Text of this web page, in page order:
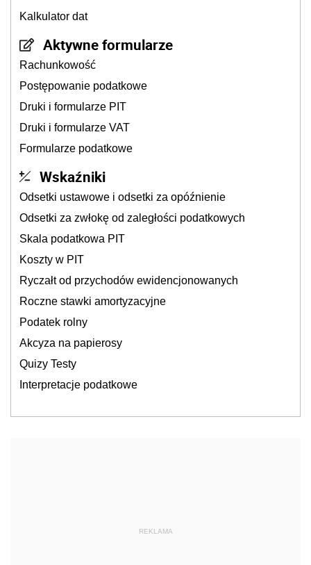
Kalkulator dat
Aktywne formularze
Rachunkowość
Postępowanie podatkowe
Druki i formularze PIT
Druki i formularze VAT
Formularze podatkowe
Wskaźniki
Odsetki ustawowe i odsetki za opóźnienie
Odsetki za zwłokę od zaległości podatkowych
Skala podatkowa PIT
Koszty w PIT
Ryczałt od przychodów ewidencjonowanych
Roczne stawki amortyzacyjne
Podatek rolny
Akcyza na papierosy
Quizy Testy
Interpretacje podatkowe
REKLAMA